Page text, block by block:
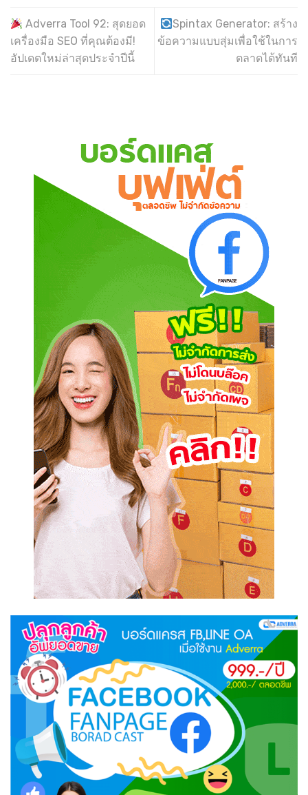
Adverra Tool 92: สุดยอด
เครื่องมือ SEO ที่คุณต้องมี!
อัปเดตใหม่ล่าสุดประจำปีนี้
Spintax Generator: สร้าง
ข้อความแบบสุ่มเพื่อใช้ในการ
ตลาดได้ทันที